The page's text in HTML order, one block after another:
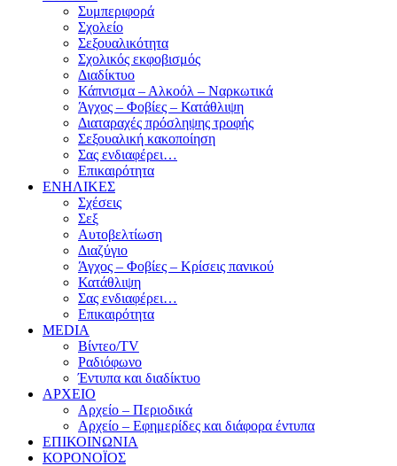
Συμπεριφορά
Σχολείο
Σεξουαλικότητα
Σχολικός εκφοβισμός
Διαδίκτυο
Κάπνισμα – Αλκοόλ – Ναρκωτικά
Άγχος – Φοβίες – Κατάθλιψη
Διαταραχές πρόσληψης τροφής
Σεξουαλική κακοποίηση
Σας ενδιαφέρει…
Επικαιρότητα
ΕΝΗΛΙΚΕΣ
Σχέσεις
Σεξ
Αυτοβελτίωση
Διαζύγιο
Άγχος – Φοβίες – Κρίσεις πανικού
Κατάθλιψη
Σας ενδιαφέρει…
Επικαιρότητα
MEDIA
Βίντεο/TV
Ραδιόφωνο
Έντυπα και διαδίκτυο
ΑΡΧΕΙΟ
Αρχείο – Περιοδικά
Αρχείο – Εφημερίδες και διάφορα έντυπα
ΕΠΙΚΟΙΝΩΝΙΑ
ΚΟΡΟΝΟΪΟΣ